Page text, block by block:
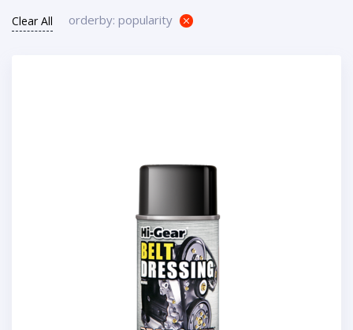
Clear All orderby: popularity